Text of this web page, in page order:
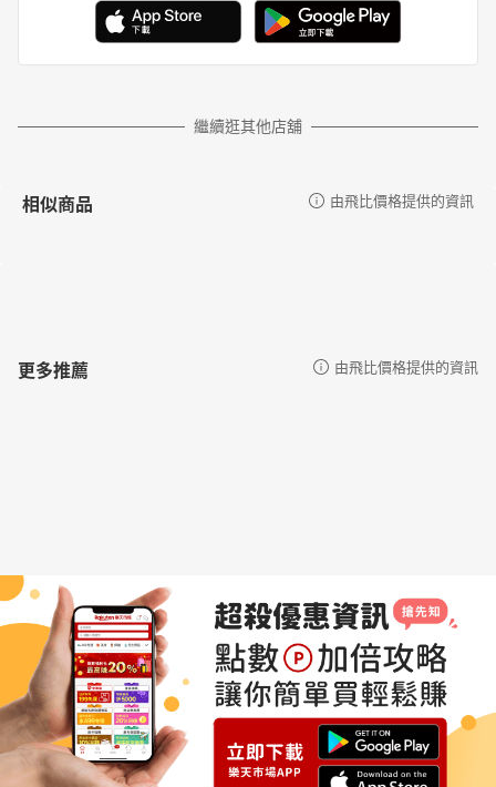
繼續逛其他店舖
相似商品 由飛比價格提供的資訊
更多推薦 由飛比價格提供的資訊